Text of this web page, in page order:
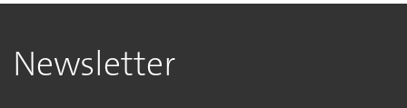
Newsletter